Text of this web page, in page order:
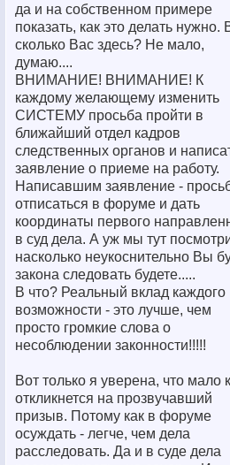
да и на собственном примере
показать, как это делать нужно.
сколько Вас здесь? Не мало,
думаю....
ВНИМАНИЕ! ВНИМАНИЕ! К
каждому желающему изменить
СИСТЕМУ просьба пройти в
ближайший отдел кадров
следственных органов и
заявление о приеме на работу.
Написавшим заявление -
отписаться в форуме и дать
координаты первого
в суд дела. А уж мы тут
насколько неукоснительно Вы
закона следовать будете.....
В что? Реальный вклад каждого
возможности - это лучше, чем
просто громкие слова о
несоблюдении законности!!!!!
Вот только я уверена, что мало
откликнется на прозвучавший
призыв. Потому как в форуме
осуждать - легче, чем дела
расследовать. Да и в суде дела